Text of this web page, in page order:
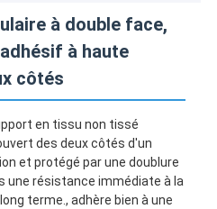
à double face,
à haute
côtés
en tissu non tissé
des deux côtés d'un
et protégé par une doublure
une résistance immédiate à la
terme., adhère bien à une